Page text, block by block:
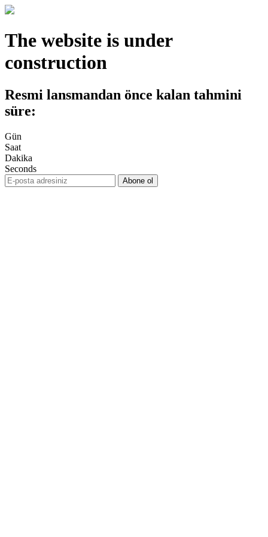
The website is under
construction
Resmi lansmandan önce kalan tahmini
süre:
Gün
Saat
Dakika
Seconds